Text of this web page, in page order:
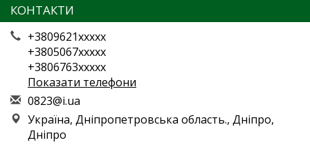
КОНТАКТИ
+3809621xxxxx
+3805067xxxxx
+3806763xxxxx
Показати телефони
0823@i.ua
Україна, Дніпропетровська область., Дніпро,
Дніпро